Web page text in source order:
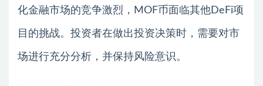
化金融市场的竞争激烈，MOF币面临其他DeFi项
目的挑战。投资者在做出投资决策时，需要对市
场进行充分分析，并保持风险意识。